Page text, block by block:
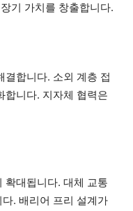
기 가치를 창출합니다.
결합니다. 소외 계층 접
합니다. 지자체 협력은
확대됩니다. 대체 교통
. 배리어 프리 설계가